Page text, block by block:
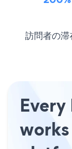
訪問者の
Every